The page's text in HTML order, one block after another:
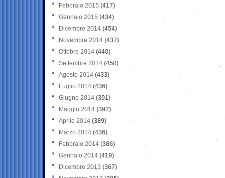
Febbraio 2015 (417)
Gennaio 2015 (434)
Dicembre 2014 (454)
Novembre 2014 (437)
Ottobre 2014 (440)
Settembre 2014 (450)
Agosto 2014 (433)
Luglio 2014 (436)
Giugno 2014 (391)
Maggio 2014 (392)
Aprile 2014 (389)
Marzo 2014 (436)
Febbraio 2014 (386)
Gennaio 2014 (419)
Dicembre 2013 (367)